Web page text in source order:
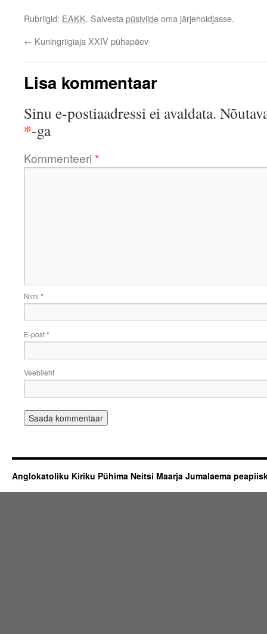
Rubriigid: EAKK. Salvesta püsiviideoma järjehoidjasse.
← Kuningriigiaja XXIV pühapäev
Lisa kommentaar
Sinu e-postiaadressi ei avaldata.
*-ga
Kommenteeri *
Nimi *
E-post*
Veebileht
Anglokatoliku Kiriku Pühima Neitsi Maarja Jumalaema